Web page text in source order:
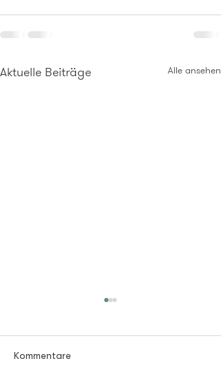
Aktuelle Beiträge Alle ansehen
Kommentare